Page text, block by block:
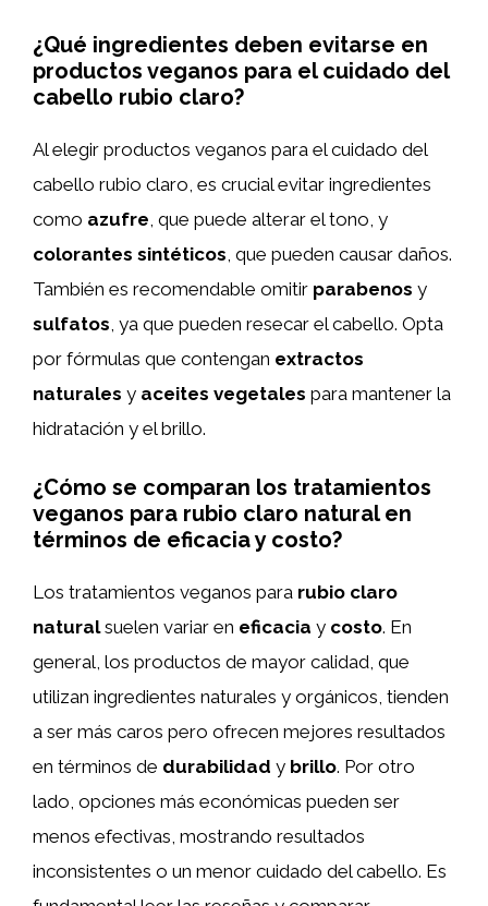
¿Qué ingredientes deben evitarse en
productos veganos para el cuidado del
cabello rubio claro?
Al elegir productos veganos para el cuidado del
cabello rubio claro, es crucial evitar ingredientes
como azufre, que puede alterar el tono, y
colorantes sintéticos, que pueden causar daños.
También es recomendable omitir parabenos y
sulfatos, ya que pueden resecar el cabello. Opta
por fórmulas que contengan extractos
naturales y aceites vegetales para mantener la
hidratación y el brillo.
¿Cómo se comparan los tratamientos
veganos para rubio claro natural en
términos de eficacia y costo?
Los tratamientos veganos para rubio claro
naturalsuelen variar en eficacia y costo. En
general, los productos de mayor calidad, que
utilizan ingredientes naturales y orgánicos, tienden
a ser más caros pero ofrecen mejores resultados
en términos de durabilidad y brillo. Por otro
lado, opciones más económicas pueden ser
menos efectivas, mostrando resultados
inconsistentes o un menor cuidado del cabello. Es